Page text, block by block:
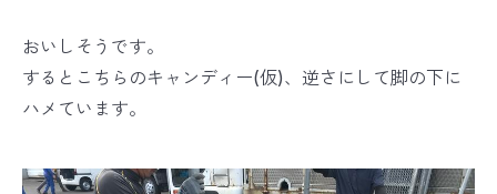
おいしそうです。
するとこちらのキャンディー(仮)、逆さにして脚の下に
ハメています。